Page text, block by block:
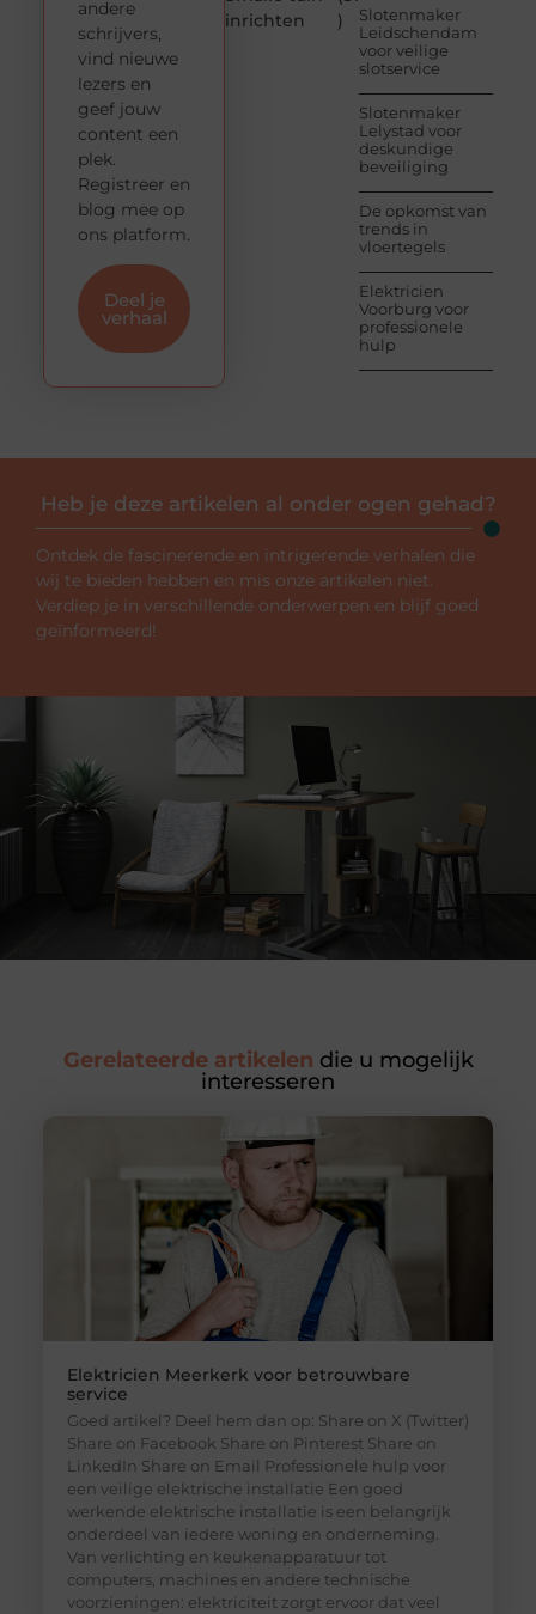
inrichten
)
Slotenmaker
Leidschendam
voor veilige
slotservice
Slotenmaker
Lelystad voor
deskundige
beveiliging
De opkomst van
trends in
vloertegels
Elektricien
Voorburg voor
professionele
hulp
andere
schrijvers,
vind nieuwe
lezers en
geef jouw
content een
plek.
Registreer en
blog mee op
ons platform.
Deel je
verhaal
Heb je deze artikelen al onder ogen gehad?
Ontdek de fascinerende en intrigerende verhalen die
wij te bieden hebben en mis onze artikelen niet.
Verdiep je in verschillende onderwerpen en blijf goed
geïnformeerd!
Gerelateerde artikelen die u mogelijk
interesseren
Elektricien Meerkerk voor betrouwbare
service
Goed artikel? Deel hem dan op: Share on X (Twitter)
Share on Facebook Share on Pinterest Share on
LinkedIn Share on Email Professionele hulp voor
een veilige elektrische installatie Een goed
werkende elektrische installatie is een belangrijk
onderdeel van iedere woning en onderneming.
Van verlichting en keukenapparatuur tot
computers, machines en andere technische
voorzieningen: elektriciteit zorgt ervoor dat veel